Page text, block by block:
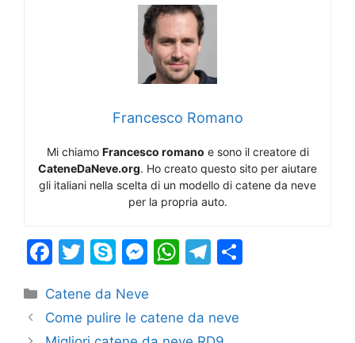
Francesco Romano
Mi chiamo Francesco romano e sono il creatore di
CateneDaNeve.org. Ho creato questo sito per aiutare
gli italiani nella scelta di un modello di catene da neve
per la propria auto.
F
c
e
T
itt
er
S
y
p
M
s
s
W
s
T
gr
Categorie
Catene da Neve
Come pulire le catene da neve